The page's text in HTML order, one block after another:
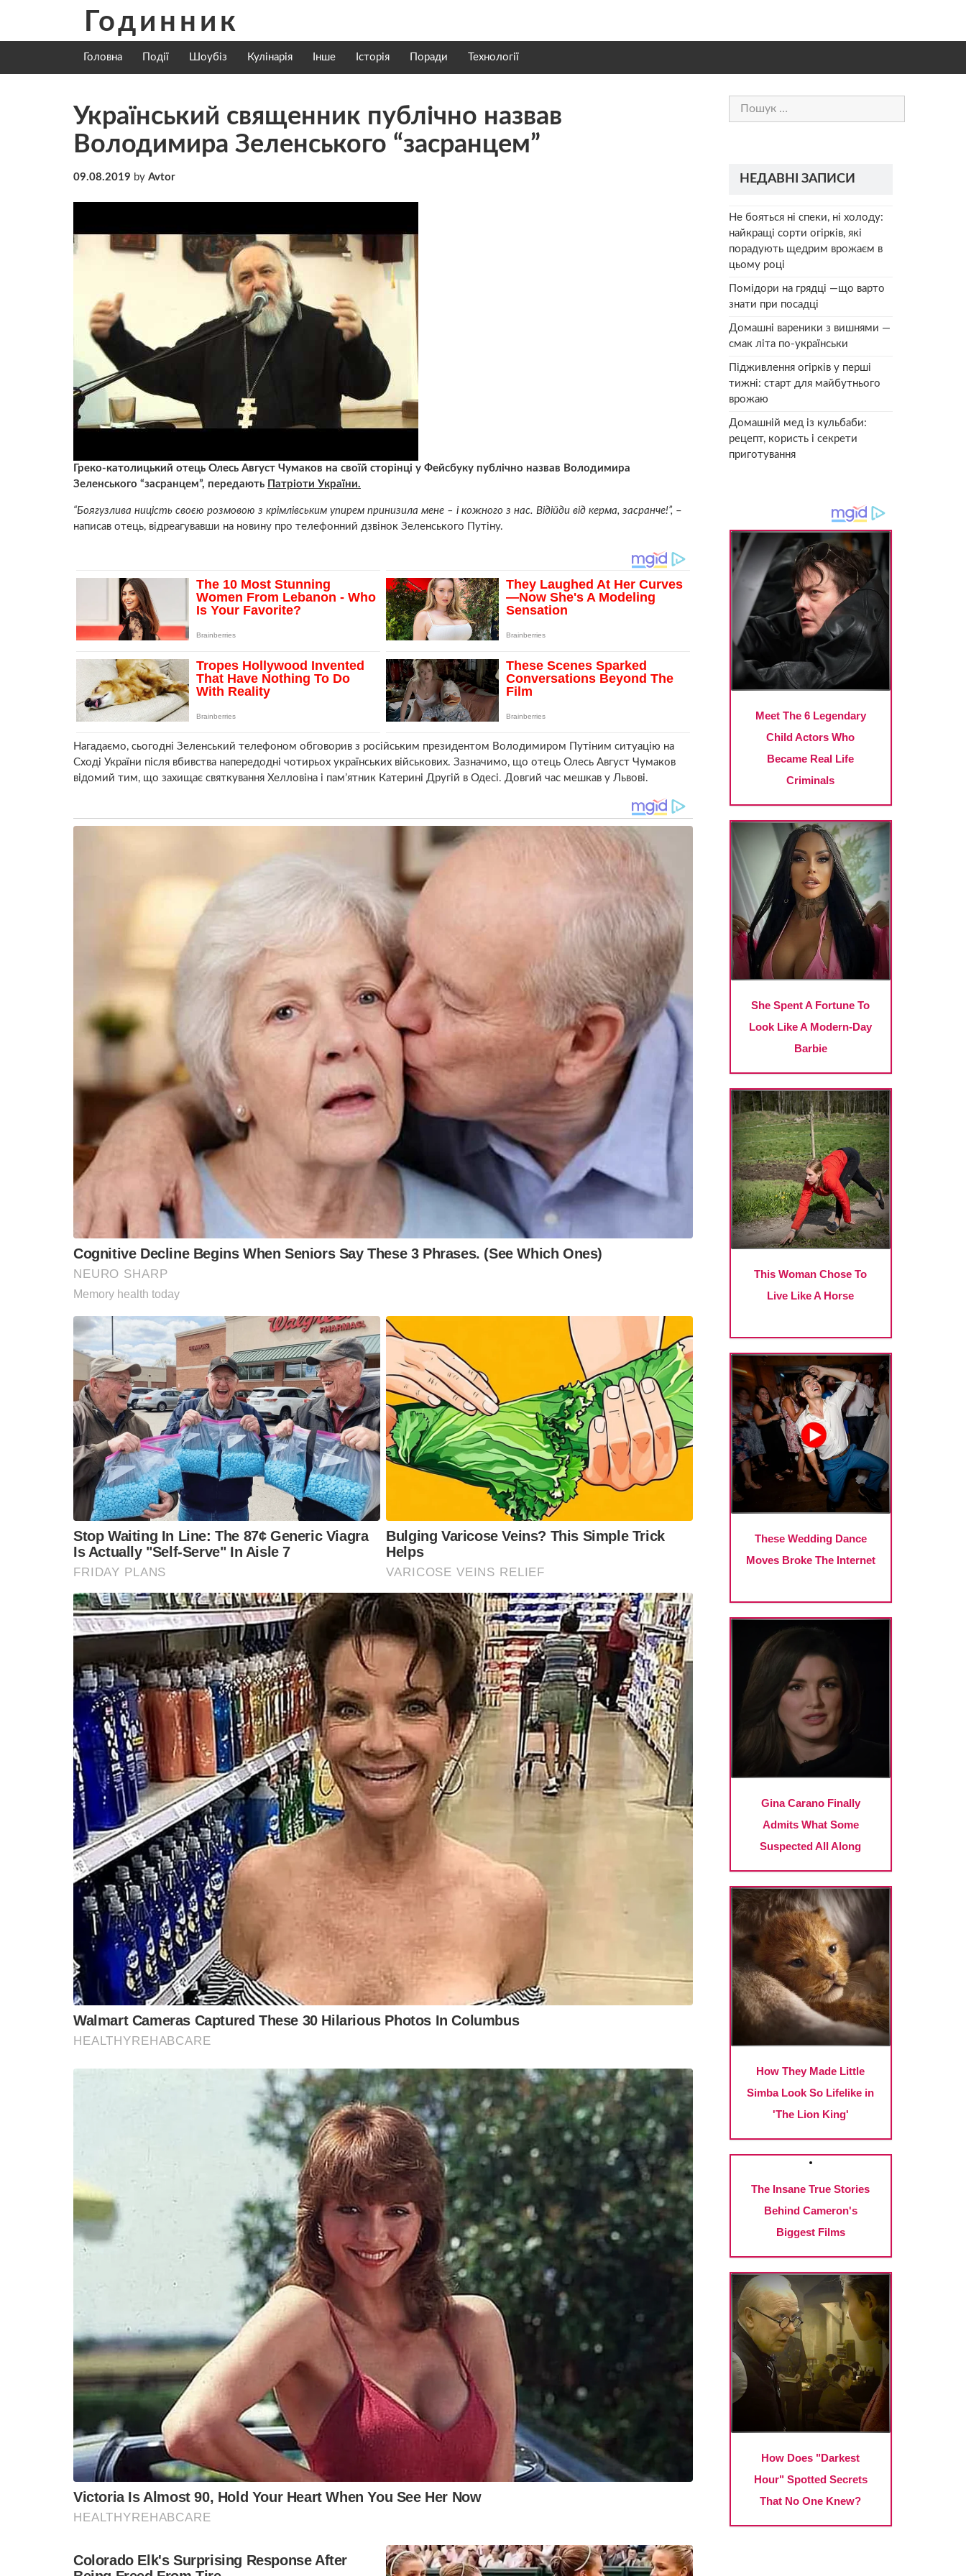
content
Годинник
Головна Події Шоубіз Кулінарія Інше Історія Поради Технології
Український священник публічно назвав
Володимира Зеленського “засранцем”
09.08.2019 by Avtor
Греко-католицький отець Олесь Август Чумаков на своїй сторінці у Фейсбуку публічно назвав Володимира
Зеленського “засранцем”, передають Патріоти України.
“Боягузлива ницість своєю розмовою з крімлівським упирем принизила мене – і кожного з нас. Відійди від керма, засранче!”, –
написав отець, відреагувавши на новину про телефонний дзвінок Зеленського Путіну.
Нагадаємо, сьогодні Зеленський телефоном обговорив з російським президентом Володимиром Путіним ситуацію на
Сході України після вбивства напередодні чотирьох українських військових. Зазначимо, що отець Олесь Август Чумаков
відомий тим, що захищає святкування Хелловіна і пам’ятник Катерині Другій в Одесі. Довгий час мешкав у Львові.
Пошук:
НЕДАВНІ ЗАПИСИ
Не бояться ні спеки, ні холоду:
найкращі сорти огірків, які
порадують щедрим врожаєм в
цьому році
Помідори на грядці —що варто
знати при посадці
Домашні вареники з вишнями —
смак літа по-українськи
Підживлення огірків у перші
тижні: старт для майбутнього
врожаю
Домашній мед із кульбаби:
рецепт, користь і секрети
приготування